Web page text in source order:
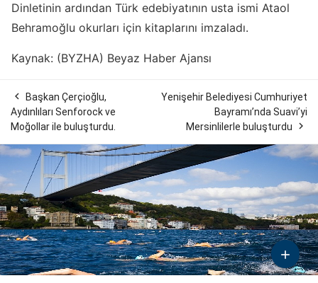
Dinletinin ardından Türk edebiyatının usta ismi Ataol
Behramoğlu okurları için kitaplarını imzaladı.
Kaynak: (BYZHA) Beyaz Haber Ajansı

Başkan Çerçioğlu,
Aydınlıları Senforock ve
Moğollar ile buluşturdu.
Yenişehir Belediyesi Cumhuriyet
Bayramı’nda Suavi’yi
Mersinlilerle buluşturdu

